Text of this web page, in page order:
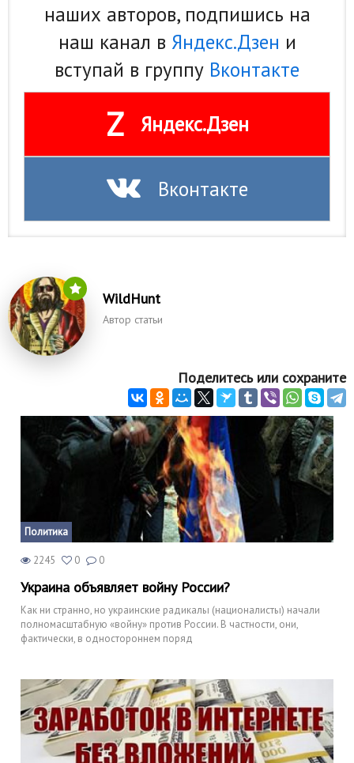
Финансы
Юриспруденция
Природа
Образование
Наука и технологии
наших авторов, подпишись на
наш канал в Яндекс.Дзен и
вступай в группу Вконтакте
Z Яндекс.Дзен
Вконтакте
WildHunt
Автор статьи
Поделитесь или сохраните
Политика
2245 0 0
Украина объявляет войну России?
Как ни странно, но украинские радикалы (националисты) начали
полномасштабную «войну» против России. В частности, они,
фактически, в одностороннем поряд